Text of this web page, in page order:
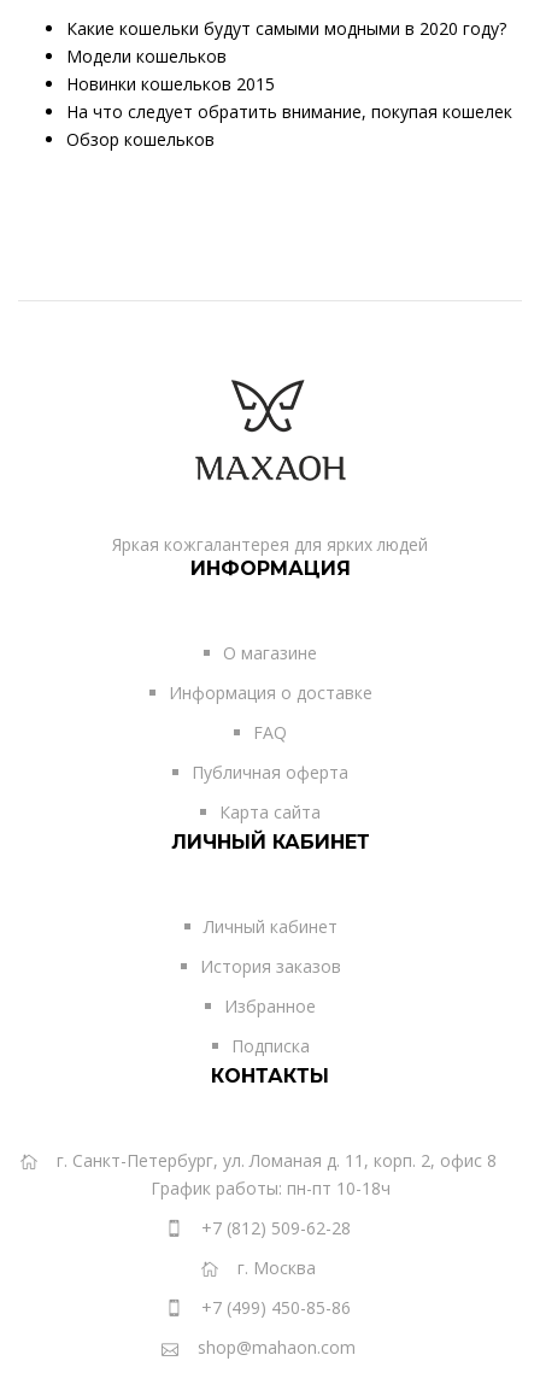
Какие кошельки будут самыми модными в 2020 году?
Модели кошельков
Новинки кошельков 2015
На что следует обратить внимание, покупая кошелек
Обзор кошельков
Яркая кожгалантерея для ярких людей
ИНФОРМАЦИЯ
О магазине
Информация о доставке
FAQ
Публичная оферта
Карта сайта
ЛИЧНЫЙ КАБИНЕТ
Личный кабинет
История заказов
Избранное
Подписка
КОНТАКТЫ
г. Санкт-Петербург, ул. Ломаная д. 11, корп. 2, офис 8
График работы: пн-пт 10-18ч
+7 (812) 509-62-28
г. Москва
+7 (499) 450-85-86
shop@mahaon.com